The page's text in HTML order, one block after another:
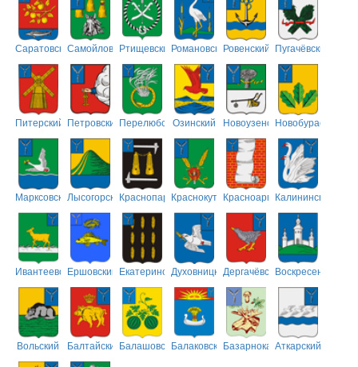
СаратовскийСамойловскийРтищевскийРомановскийРовенский Пугачёвский
Питерский ПетровскийПерелюбскийОзинский НовоузенскийНовобурасский
МарксовскийЛысогорскийКраснопартизанский
КраснокутскийКрасноармейский
Калининский
ИвантеевскийЕршовский ЕкатериновскийДуховницкийДергачёвскийВоскресенский
Вольский БалтайскийБалашовскийБалаковскийБазарнокарабулакский
Аткарский